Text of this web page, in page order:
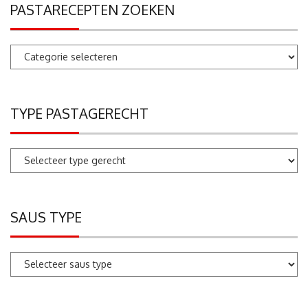
PASTARECEPTEN ZOEKEN
Pastarecepten
zoeken
TYPE PASTAGERECHT
SAUS TYPE